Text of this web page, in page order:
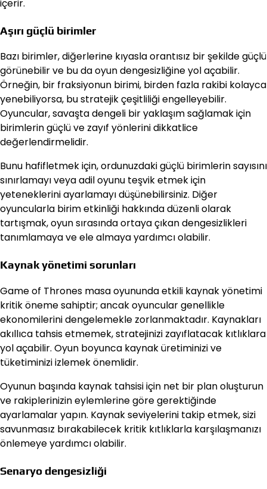
içerir.
Aşırı güçlü birimler
Bazı birimler, diğerlerine kıyasla orantısız bir şekilde güçlü
görünebilir ve bu da oyun dengesizliğine yol açabilir.
Örneğin, bir fraksiyonun birimi, birden fazla rakibi kolayca
yenebiliyorsa, bu stratejik çeşitliliği engelleyebilir.
Oyuncular, savaşta dengeli bir yaklaşım sağlamak için
birimlerin güçlü ve zayıf yönlerini dikkatlice
değerlendirmelidir.
Bunu hafifletmek için, ordunuzdaki güçlü birimlerin sayısını
sınırlamayı veya adil oyunu teşvik etmek için
yeteneklerini ayarlamayı düşünebilirsiniz. Diğer
oyuncularla birim etkinliği hakkında düzenli olarak
tartışmak, oyun sırasında ortaya çıkan dengesizlikleri
tanımlamaya ve ele almaya yardımcı olabilir.
Kaynak yönetimi sorunları
Game of Thrones masa oyununda etkili kaynak yönetimi
kritik öneme sahiptir; ancak oyuncular genellikle
ekonomilerini dengelemekle zorlanmaktadır. Kaynakları
akıllıca tahsis etmemek, stratejinizi zayıflatacak kıtlıklara
yol açabilir. Oyun boyunca kaynak üretiminizi ve
tüketiminizi izlemek önemlidir.
Oyunun başında kaynak tahsisi için net bir plan oluşturun
ve rakiplerinizin eylemlerine göre gerektiğinde
ayarlamalar yapın. Kaynak seviyelerini takip etmek, sizi
savunmasız bırakabilecek kritik kıtlıklarla karşılaşmanızı
önlemeye yardımcı olabilir.
Senaryo dengesizliği